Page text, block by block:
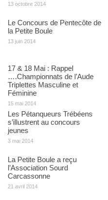
13 octobre 2014
Le Concours de Pentecôte de
la Petite Boule
13 juin 2014
17 & 18 Mai : Rappel
….Championnats de l’Aude
Triplettes Masculine et
Féminine
15 mai 2014
Les Pétanqueurs Trébéens
s’illustrent au concours
jeunes
3 mai 2014
La Petite Boule a reçu
l’Association Sourd
Carcassonne
21 avril 2014